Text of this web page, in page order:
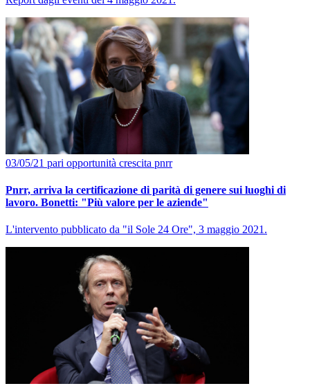
03/05/21 pari opportunità crescita pnrr
Pnrr, arriva la certificazione di parità di genere sui luoghi di
lavoro. Bonetti: "Più valore per le aziende"
L'intervento pubblicato da "il Sole 24 Ore", 3 maggio 2021.